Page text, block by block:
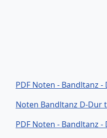
PDF Noten - Bandltanz -
Noten Bandltanz D-Dur
PDF Noten - Bandltanz -